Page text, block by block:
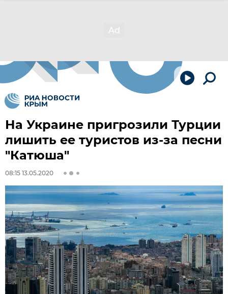
На Украине пригрозили Турции
лишить ее туристов из-за песни
"Катюша"
08:15 13.05.2020